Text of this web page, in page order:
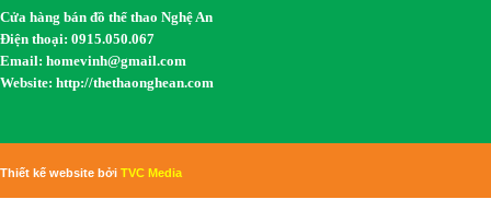
Cửa hàng bán đồ thể thao Nghệ An
Điện thoại: 0915.050.067
Email: homevinh@gmail.com
Website: http://thethaonghean.com
Thiết kế website bởi TVC Media